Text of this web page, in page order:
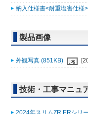
納入仕様書<耐重塩害仕様
製品画像
外観写真 (851KB)
技術・工事マニュ